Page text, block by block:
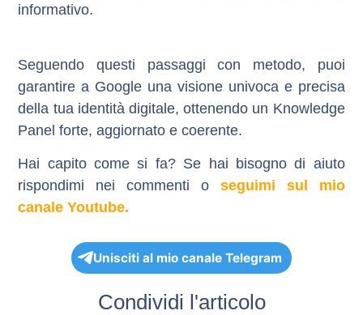
informativo.
Seguendo questi passaggi con metodo, puoi
garantire a Google una visione univoca e precisa
della tua identità digitale, ottenendo un Knowledge
Panel forte, aggiornato e coerente.
Hai capito come si fa? Se hai bisogno di aiuto
rispondimi nei commenti o seguimi sul mio
canale Youtube.
Unisciti al mio canale Telegram
Condividi l'articolo